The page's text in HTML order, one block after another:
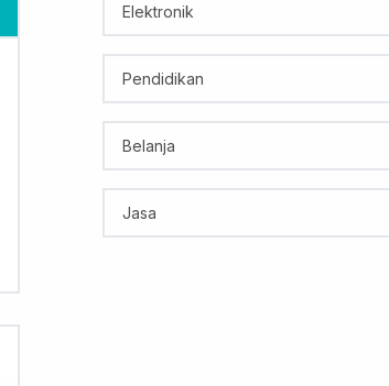
Elektronik
Pendidikan
Belanja
Jasa